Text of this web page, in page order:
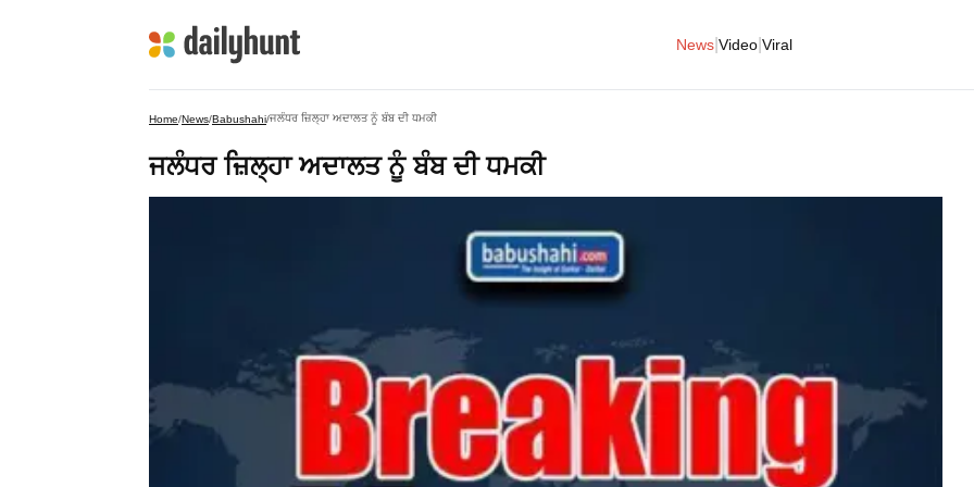
News Video Viral
Home/News/Babushahi/ਜਲੰਧਰ ਜ਼ਿਲ੍ਹਾ ਅਦਾਲਤ ਨੂੰ ਬੰਬ ਦੀ ਧਮਕੀ
ਜਲੰਧਰ ਜ਼ਿਲ੍ਹਾ ਅਦਾਲਤ ਨੂੰ ਬੰਬ ਦੀ ਧਮਕੀ